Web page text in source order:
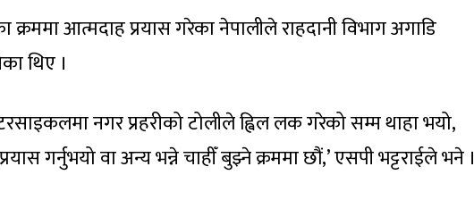
क्रममा आत्मदाह प्रयास गरेका नेपालीले राहदानी विभाग अगाडि
थिए ।
नगर प्रहरीको टोलीले ह्विल लक गरेको सम्म थाहा भयो,
गर्नुभयो वा अन्य भन्ने चाहीँ बुझ्ने क्रममा छौं,’ एसपी भट्टराईले भने ।